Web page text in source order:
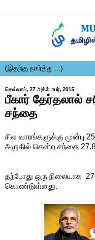
செவ்வாய், 27 அக்டோபர், 2015
பீகார் தேர்தலால்
சந்தை
சில வாரங்களுக்கு முன்பு
அருகில் சென்ற சந்தை
தற்போது ஒரு நிலையாக
கொண்டுள்ளது.